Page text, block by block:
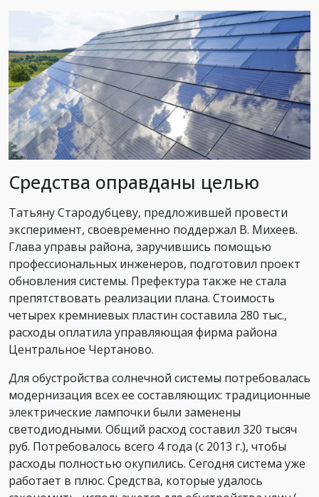
Средства оправданы целью
Татьяну Стародубцеву, предложившей провести
эксперимент, своевременно поддержал В. Михеев.
Глава управы района, заручившись помощью
профессиональных инженеров, подготовил проект
обновления системы. Префектура также не стала
препятствовать реализации плана. Стоимость
четырех кремниевых пластин составила 280 тыс.,
расходы оплатила управляющая фирма района
Центральное Чертаново.
Для обустройства солнечной системы потребовалась
модернизация всех ее составляющих: традиционные
электрические лампочки были заменены
светодиодными. Общий расход составил 320 тысяч
руб. Потребовалось всего 4 года (с 2013 г.), чтобы
расходы полностью окупились. Сегодня система уже
работает в плюс. Средства, которые удалось